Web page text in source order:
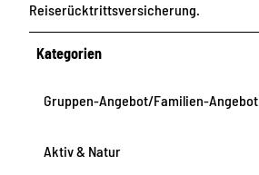
Reiserücktrittsversicherung.
Kategorien
Gruppen-Angebot/Familien-Angebot
Aktiv & Natur